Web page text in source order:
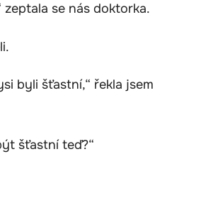
zeptala se nás doktorka.
byli šťastní,“ řekla jsem
šťastní teď?“